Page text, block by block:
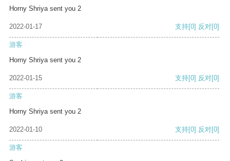
Horny Shriya sent you 2
2022-01-17 支持[0] 反对[0]
游客
Horny Shriya sent you 2
2022-01-15 支持[0] 反对[0]
游客
Horny Shriya sent you 2
2022-01-10 支持[0] 反对[0]
游客